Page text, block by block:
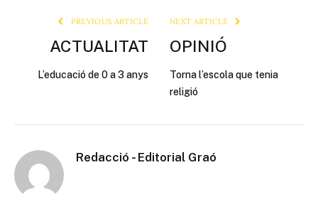
PREVIOUS ARTICLE
ACTUALITAT
L’educació de 0 a 3 anys
NEXT ARTICLE
OPINIÓ
Torna l’escola que tenia
religió
Redacció - Editorial Graó